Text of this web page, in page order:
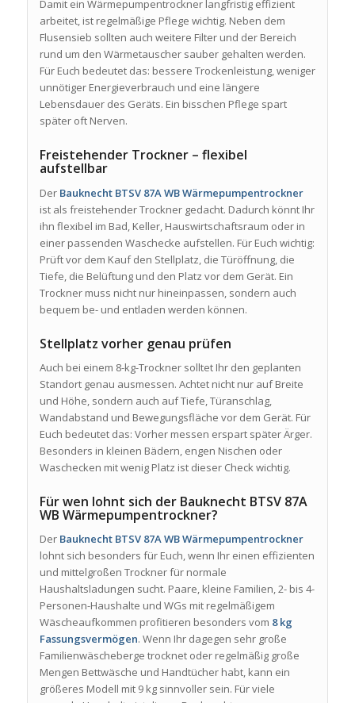
Damit ein Wärmepumpentrockner langfristig effizient
arbeitet, ist regelmäßige Pflege wichtig. Neben dem
Flusensieb sollten auch weitere Filter und der Bereich
rund um den Wärmetauscher sauber gehalten werden.
Für Euch bedeutet das: bessere Trockenleistung, weniger
unnötiger Energieverbrauch und eine längere
Lebensdauer des Geräts. Ein bisschen Pflege spart
später oft Nerven.
Freistehender Trockner – flexibel
aufstellbar
Der Bauknecht BTSV 87A WB Wärmepumpentrockner
ist als freistehender Trockner gedacht. Dadurch könnt Ihr
ihn flexibel im Bad, Keller, Hauswirtschaftsraum oder in
einer passenden Waschecke aufstellen. Für Euch wichtig:
Prüft vor dem Kauf den Stellplatz, die Türöffnung, die
Tiefe, die Belüftung und den Platz vor dem Gerät. Ein
Trockner muss nicht nur hineinpassen, sondern auch
bequem be- und entladen werden können.
Stellplatz vorher genau prüfen
Auch bei einem 8-kg-Trockner solltet Ihr den geplanten
Standort genau ausmessen. Achtet nicht nur auf Breite
und Höhe, sondern auch auf Tiefe, Türanschlag,
Wandabstand und Bewegungsfläche vor dem Gerät. Für
Euch bedeutet das: Vorher messen erspart später Ärger.
Besonders in kleinen Bädern, engen Nischen oder
Waschecken mit wenig Platz ist dieser Check wichtig.
Für wen lohnt sich der Bauknecht BTSV 87A
WB Wärmepumpentrockner?
Der Bauknecht BTSV 87A WB Wärmepumpentrockner
lohnt sich besonders für Euch, wenn Ihr einen effizienten
und mittelgroßen Trockner für normale
Haushaltsladungen sucht. Paare, kleine Familien, 2- bis 4-
Personen-Haushalte und WGs mit regelmäßigem
Wäscheaufkommen profitieren besonders vom 8 kg
Fassungsvermögen. Wenn Ihr dagegen sehr große
Familienwäscheberge trocknet oder regelmäßig große
Mengen Bettwäsche und Handtücher habt, kann ein
größeres Modell mit 9 kg sinnvoller sein. Für viele